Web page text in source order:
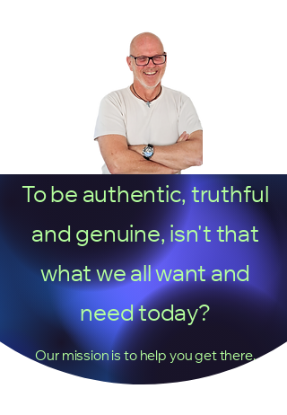
To be authentic, truthful
and genuine, isn't that
what we all want and
need today?
Our mission is to help you get there.